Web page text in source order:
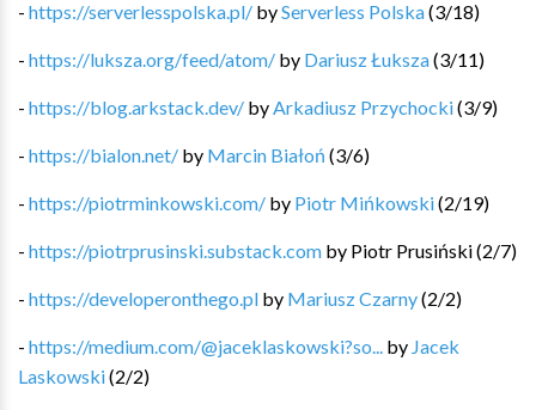
- https://serverlesspolska.pl/ byServerless Polska(3/18)
- https://luksza.org/feed/atom/ by Dariusz Łuksza(3/11)
- https://blog.arkstack.dev/ by Arkadiusz Przychocki(3/9)
- https://bialon.net/ by Marcin Białoń (3/6)
- https://piotrminkowski.com/ by Piotr Mińkowski(2/19)
- https://piotrprusinski.substack.com by Piotr Prusiński(2/7)
- https://developeronthego.pl by Mariusz Czarny(2/2)
- https://medium.com/@jaceklaskowski?so... by Jacek
Laskowski(2/2)